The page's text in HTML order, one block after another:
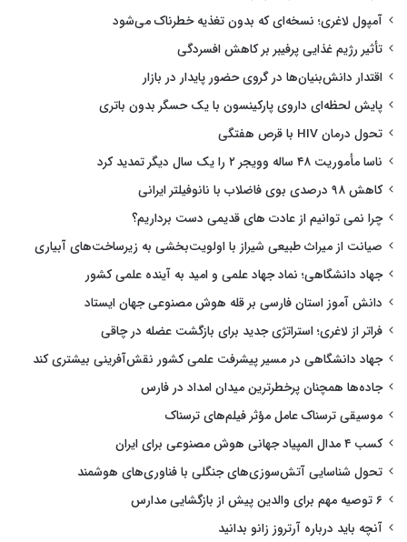
آمپول لاغری؛ نسخه‌ای که بدون تغذیه خطرناک می‌شود
تأثیر رژیم غذایی پرفیبر بر کاهش افسردگی
اقتدار دانش‌بنیان‌ها در گروی حضور پایدار در بازار
پایش لحظه‌ای داروی پارکینسون با یک حسگر بدون باتری
تحول درمان HIV با قرص هفتگی
ناسا مأموریت ۴۸ ساله وویجر ۲ را یک سال دیگر تمدید کرد
کاهش ۹۸ درصدی بوی فاضلاب با نانوفیلتر ایرانی
چرا نمی توانیم از عادت های قدیمی دست برداریم؟
صیانت از میراث طبیعی شیراز با اولویت‌بخشی به زیرساخت‌های آبیاری
جهاد دانشگاهی؛ نماد جهاد علمی و امید به آینده علمی کشور
دانش آموز استان فارسی بر قله هوش مصنوعی جهان ایستاد
فراتر از لاغری؛ استراتژی جدید برای بازگشت عضله در چاقی
جهاد دانشگاهی در مسیر پیشرفت علمی کشور نقش‌آفرینی بیشتری کند
جاده‌ها همچنان پرخطرترین میدان امداد در فارس
موسیقی ترسناک عامل مؤثر فیلم‌های ترسناک
کسب ۴ مدال المپیاد جهانی هوش مصنوعی برای ایران
تحول شناسایی آتش‌سوزی‌های جنگلی با فناوری‌های هوشمند
۶ توصیه مهم برای والدین پیش از بازگشایی مدارس
آنچه باید درباره آرتروز زانو بدانید